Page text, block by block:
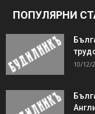
ПОПУЛЯРНИ
10/12/